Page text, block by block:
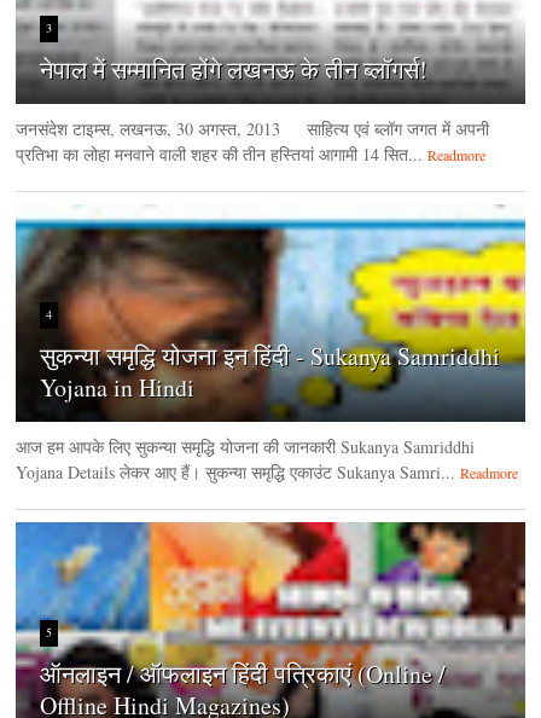
3
नेपाल में सम्मानित होंगे लखनऊ के तीन ब्लॉगर्स!
जनसंदेश टाइम्‍स, लखनऊ, 30 अगस्‍त, 2013 साहित्य एवं ब्लॉग जगत में अपनी
प्रतिभा का लोहा मनवाने वाली शहर की तीन हस्तियां आगामी 14 सित... Readmore
4
सुकन्या समृद्धि योजना इन हिंदी - Sukanya Samriddhi
Yojana in Hindi
आज हम आपके लिए सुकन्या समृद्धि योजना की जानकारी Sukanya Samriddhi
Yojana Details लेकर आए हैं। सुकन्या समृद्धि एकाउंट Sukanya Samri... Readmore
5
ऑनलाइन / ऑफलाइन हिंदी पत्रिकाएं (Online /
Offline Hindi Magazines)